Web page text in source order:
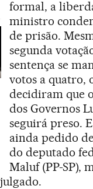
formal, a
ministro
de prisão.
segunda
sentença se
votos a quatro,
decidiram que
dos Governos
seguirá preso.
ainda pedido
do deputado
Maluf (PP-SP),